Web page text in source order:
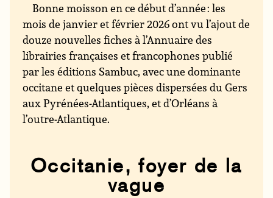
Bonne moisson en ce début d’année : les
mois de janvier et février 2026 ont vu l’ajout de
douze nouvelles fiches à l’Annuaire des
librairies françaises et francophones publié
par les éditions Sambuc, avec une dominante
occitane et quelques pièces dispersées du Gers
aux Pyrénées-Atlantiques, et d’Orléans à
l’outre-Atlantique.
Occitanie, foyer de la
vague